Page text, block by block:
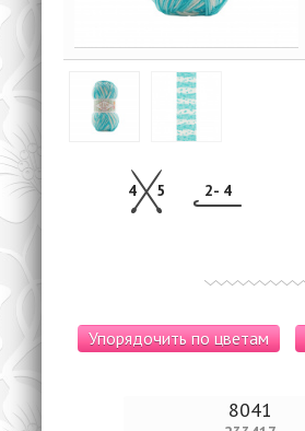
4 5 2- 4
Упорядочить по цветам
8041